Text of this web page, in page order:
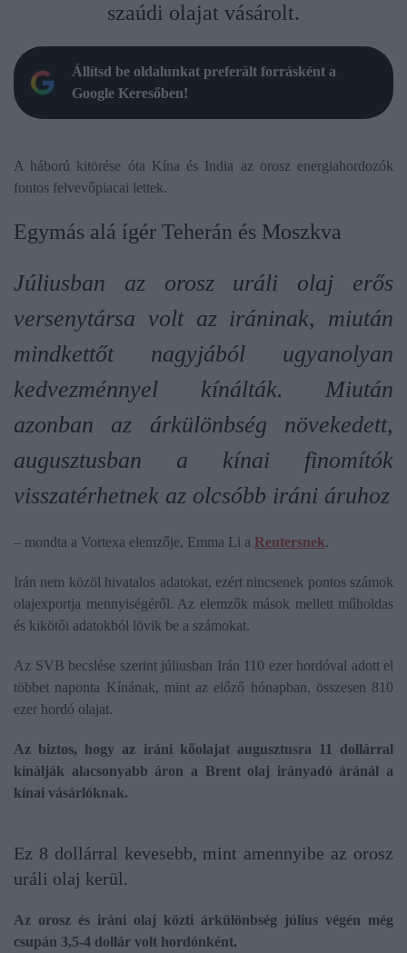
szaúdi olajat vásárolt.
Állítsd be oldalunkat preferált forrásként a
Google Keresőben!
A háború kitörése óta Kína és India az orosz energiahordozók
fontos felvevőpiacai lettek.
Egymás alá ígér Teherán és Moszkva
Júliusban az orosz uráli olaj erős
versenytársa volt az iráninak, miután
mindkettőt nagyjából ugyanolyan
kedvezménnyel kínálták. Miután
azonban az árkülönbség növekedett,
augusztusban a kínai finomítók
visszatérhetnek az olcsóbb iráni áruhoz
– mondta a Vortexa elemzője, Emma Li a Reutersnek.
Irán nem közöl hivatalos adatokat, ezért nincsenek pontos számok
olajexportja mennyiségéről. Az elemzők mások mellett műholdas
és kikötői adatokból lövik be a számokat.
Az SVB becslése szerint júliusban Irán 110 ezer hordóval adott el
többet naponta Kínának, mint az előző hónapban, összesen 810
ezer hordó olajat.
Az biztos, hogy az iráni kőolajat augusztusra 11 dollárral
kínálják alacsonyabb áron a Brent olaj irányadó áránál a
kínai vásárlóknak.
Ez 8 dollárral kevesebb, mint amennyibe az orosz
uráli olaj kerül.
Az orosz és iráni olaj közti árkülönbség július végén még
csupán 3,5-4 dollár volt hordónként.